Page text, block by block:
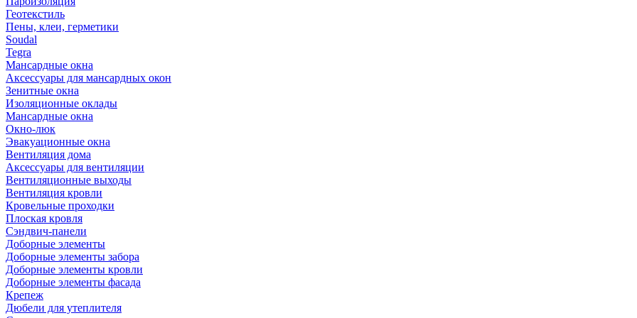
Геотекстиль
Пены, клеи, герметики
Soudal
Tegra
Мансардные окна
Аксессуары для мансардных окон
Зенитные окна
Изоляционные оклады
Мансардные окна
Окно-люк
Эвакуационные окна
Вентиляция дома
Аксессуары для вентиляции
Вентиляционные выходы
Вентиляция кровли
Кровельные проходки
Плоская кровля
Сэндвич-панели
Доборные элементы
Доборные элементы забора
Доборные элементы кровли
Доборные элементы фасада
Крепеж
Дюбели для утеплителя